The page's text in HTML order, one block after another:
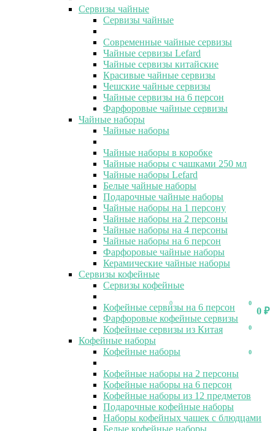
0
0 ₽
0
0
0
Сервизы чайные
Сервизы чайные
Современные чайные сервизы
Чайные сервизы Lefard
Чайные сервизы китайские
Красивые чайные сервизы
Чешские чайные сервизы
Чайные сервизы на 6 персон
Фарфоровые чайные сервизы
Чайные наборы
Чайные наборы
Чайные наборы в коробке
Чайные наборы с чашками 250 мл
Чайные наборы Lefard
Белые чайные наборы
Подарочные чайные наборы
Чайные наборы на 1 персону
Чайные наборы на 2 персоны
Чайные наборы на 4 персоны
Чайные наборы на 6 персон
Фарфоровые чайные наборы
Керамические чайные наборы
Сервизы кофейные
Сервизы кофейные
Кофейные сервизы на 6 персон
Фарфоровые кофейные сервизы
Кофейные сервизы из Китая
Кофейные наборы
Кофейные наборы
Кофейные наборы на 2 персоны
Кофейные наборы на 6 персон
Кофейные наборы из 12 предметов
Подарочные кофейные наборы
Наборы кофейных чашек с блюдцами
Белые кофейные наборы